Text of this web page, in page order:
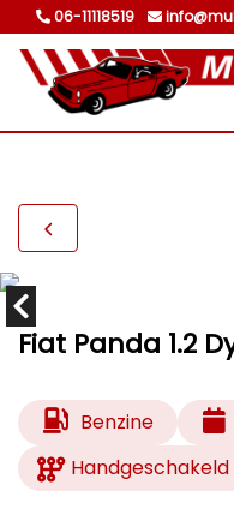
06-11118519
Fiat Panda 1.2
Benzine
Handgeschakeld